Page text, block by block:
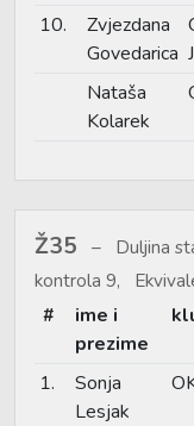
10.
Zvjezdana
Govedarica
Nataša
Kolarek
Ž35
Duljina
kontrola 9,
#
ime i
prezime
1.
Sonja
Lesjak